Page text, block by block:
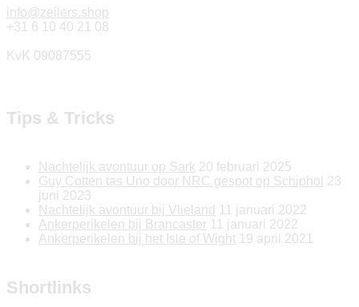
info@zeilers.shop
+31 6 10 40 21 08
KvK 09087555
Tips & Tricks
Nachtelijk avontuur op Sark 20 februari 2025
Guy Cotten tas Uno door NRC gespot op Schiphol 23
juni 2023
Nachtelijk avontuur bij Vlieland 11 januari 2022
Ankerperikelen bij Brancaster 11 januari 2022
Ankerperikelen bij het Isle of Wight 19 april 2021
Shortlinks